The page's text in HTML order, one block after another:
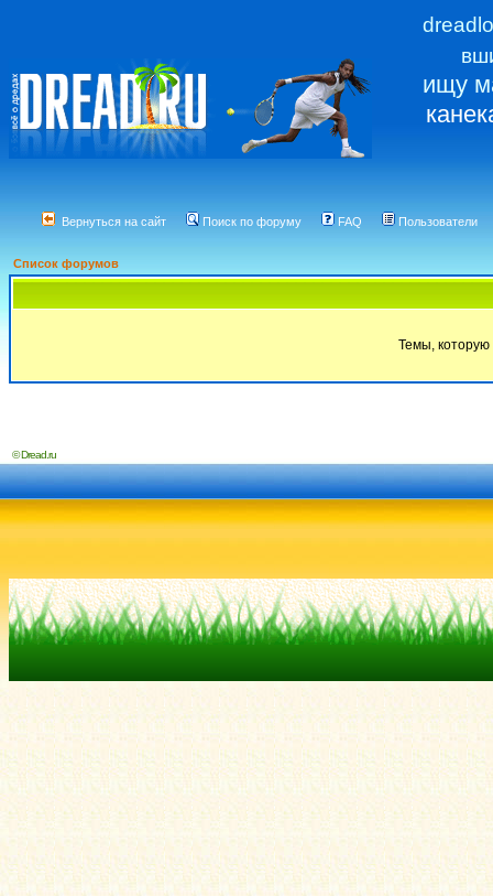
ищу
Вернуться на сайт Поиск по форуму FAQ Пользователи
Список форумов
Темы, которую
© Dread.ru